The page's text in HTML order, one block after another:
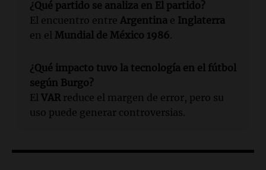
¿Qué partido se analiza en El partido?
El encuentro entre Argentina e Inglaterra
en el Mundial de México 1986.
¿Qué impacto tuvo la tecnología en el fútbol
según Burgo?
El VARreduce el margen de error, pero su
uso puede generar controversias.